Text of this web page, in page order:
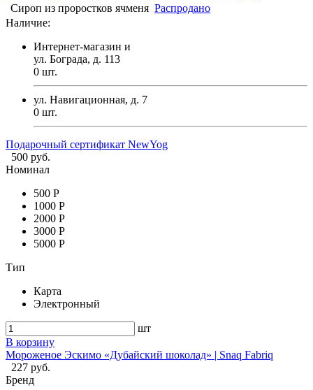
Сироп из проростков ячменя Распродано
Наличие:
Интернет-магазин и
ул. Бограда, д. 113
0 шт.
ул. Навигационная, д. 7
0 шт.
Подарочный сертификат NewYog
500 руб.
Номинал
500 Р
1000 Р
2000 Р
3000 Р
5000 Р
Тип
Карта
Электронный
шт
В корзину
Мороженое Эскимо «Дубайский шоколад» | Snaq Fabriq
227 руб.
Бренд